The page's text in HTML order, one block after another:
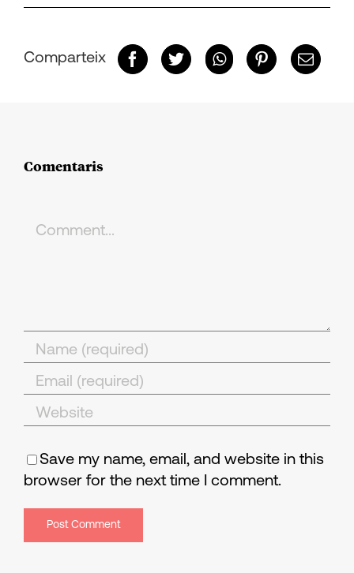
Comparteix
Comentaris
Comment
Save my name, email, and website in this
browser for the next time I comment.